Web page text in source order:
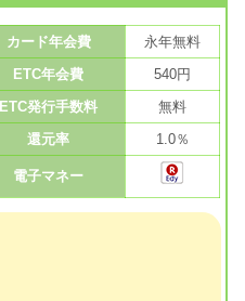
カード年会費
永年無料
ETC年会費
540円
ETC発行手数料
無料
還元率
1.0％
電子マネー